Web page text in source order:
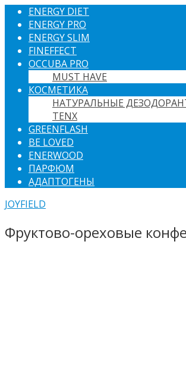
ENERGY DIET
ENERGY PRO
ENERGY SLIM
FINEFFECT
OCCUBA PRO
MUST HAVE
КОСМЕТИКА
НАТУРАЛЬНЫЕ
TENX
GREENFLASH
BE LOVED
ENERWOOD
ПАРФЮМ
АДАПТОГЕНЫ
JOYFIELD
Фруктово-ореховые